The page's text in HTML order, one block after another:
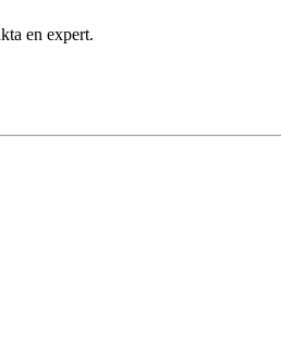
en expert.